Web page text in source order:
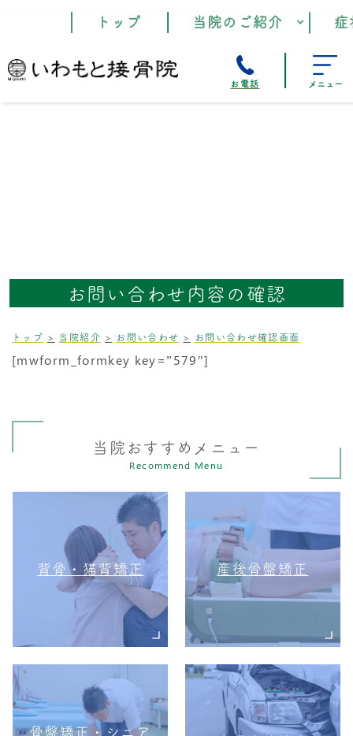
トップ 当院のご紹介
お電話 メニュー
お問い合わせ内容の確認
トップ 当院紹介 お問い合わせ お問い合わせ確認画面
[mwform_formkey key=”579″]
当院おすすめメニュー
Recommend Menu
背骨・猫背矯正 産後骨盤矯正